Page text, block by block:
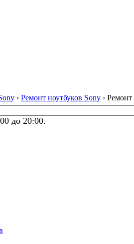
› Ремонт ноутбуков Sony ›
до 20:00.